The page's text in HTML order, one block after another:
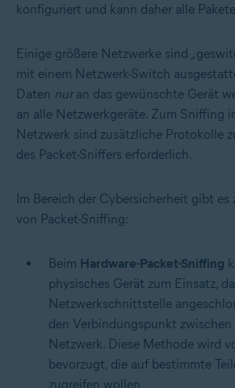
konfiguriert und kann daher alle
Einige größere Netzwerke sind
mit einem Netzwerk-Switch
Daten nuran das gewünschte Gerät
an alle Netzwerkgeräte. Zum Sniffing
Netzwerk sind zusätzliche Protokolle
des Packet-Sniffers erforderlich.
Im Bereich der Cybersicherheit gibt
von Packet-Sniffing:
Beim Hardware-Packet-Sniffing
physisches Gerät zum Einsatz,
Netzwerkschnittstelle
den Verbindungspunkt
Netzwerk. Diese Methode wird
bevorzugt, die auf bestimmte
zugreifen wollen.